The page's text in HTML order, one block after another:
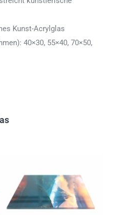
Kunst-Acrylglas
40×30, 55×40, 70×50,